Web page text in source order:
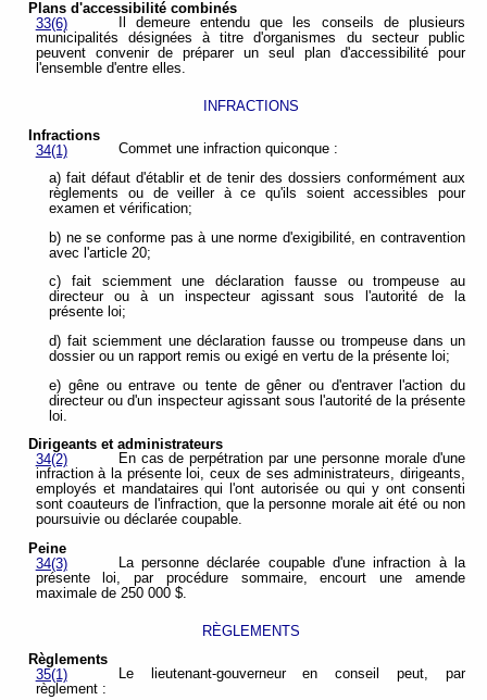
Plans d'accessibilité combinés
33(6)
Il demeure entendu que les conseils de plusieurs
municipalités désignées à titre d'organismes du secteur public
peuvent convenir de préparer un seul plan d'accessibilité pour
l'ensemble d'entre elles.
INFRACTIONS
Infractions
34(1)
Commet une infraction quiconque :
a) fait défaut d'établir et de tenir des dossiers conformément aux
règlements ou de veiller à ce qu'ils soient accessibles pour
examen et vérification;
b) ne se conforme pas à une norme d'exigibilité, en contravention
avec l'article 20;
c) fait sciemment une déclaration fausse ou trompeuse au
directeur ou à un inspecteur agissant sous l'autorité de la
présente loi;
d) fait sciemment une déclaration fausse ou trompeuse dans un
dossier ou un rapport remis ou exigé en vertu de la présente loi;
e) gêne ou entrave ou tente de gêner ou d'entraver l'action du
directeur ou d'un inspecteur agissant sous l'autorité de la présente
loi.
Dirigeants et administrateurs
34(2)
En cas de perpétration par une personne morale d'une
infraction à la présente loi, ceux de ses administrateurs, dirigeants,
employés et mandataires qui l'ont autorisée ou qui y ont consenti
sont coauteurs de l'infraction, que la personne morale ait été ou non
poursuivie ou déclarée coupable.
Peine
34(3)
La personne déclarée coupable d'une infraction à la
présente loi, par procédure sommaire, encourt une amende
maximale de 250 000 $.
RÈGLEMENTS
Règlements
35(1)
Le lieutenant-gouverneur en conseil peut, par
règlement :